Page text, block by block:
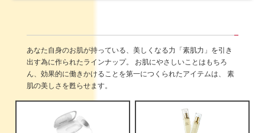
あなた自身のお肌が持っている、美しくなる力「素肌力」を引き
出す為に作られたラインナップ。 お肌にやさしいことはもちろ
ん、効果的に働きかけることを第一につくられたアイテムは、 素
肌の美しさを甦らせます。